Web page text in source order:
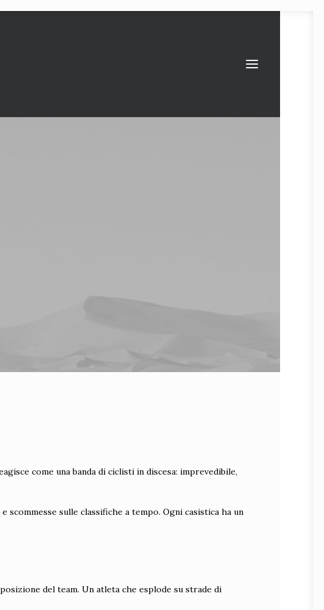
come una banda di ciclisti in discesa: imprevedibile,
sulle classifiche a tempo. Ogni casistica ha un
del team. Un atleta che esplode su strade di